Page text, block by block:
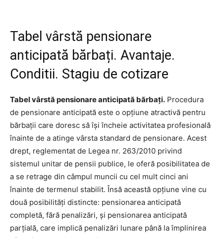
Tabel vârstă pensionare
anticipată bărbați. Avantaje.
Conditii. Stagiu de cotizare
Tabel vârstă pensionare anticipată bărbați. Procedura
de pensionare anticipată este o opțiune atractivă pentru
bărbații care doresc să își încheie activitatea profesională
înainte de a atinge vârsta standard de pensionare. Acest
drept, reglementat de Legea nr. 263/2010 privind
sistemul unitar de pensii publice, le oferă posibilitatea de
a se retrage din câmpul muncii cu cel mult cinci ani
înainte de termenul stabilit. Însă această opțiune vine cu
două posibilități distincte: pensionarea anticipată
completă, fără penalizări, și pensionarea anticipată
parțială, care implică penalizări lunare până la împlinirea